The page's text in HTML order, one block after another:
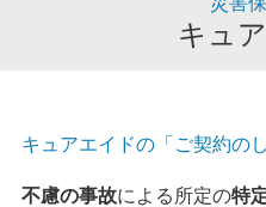
キュ
キュアエイドの「ご契約の
不慮の事故による所定の特